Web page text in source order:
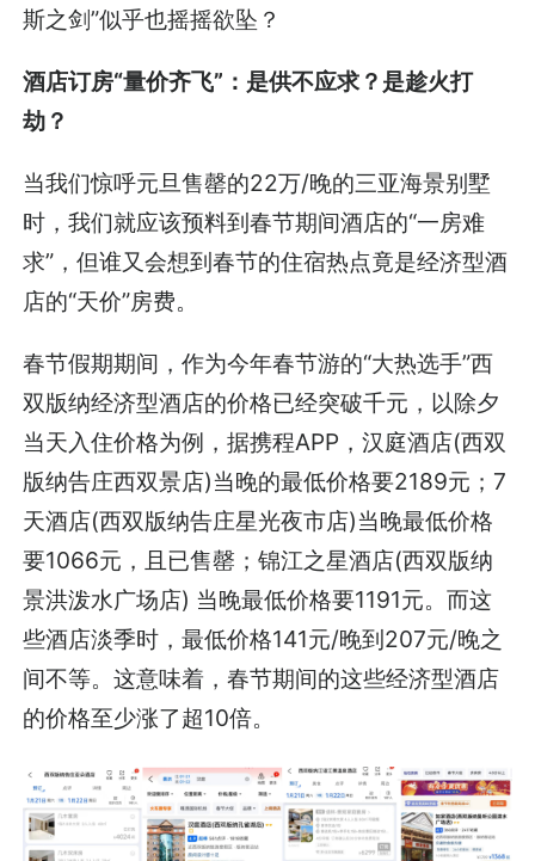
斯之剑”似乎也摇摇欲坠？
酒店订房“量价齐飞”：是供不应求？是趁火打
劫？
当我们惊呼元旦售罄的22万/晚的三亚海景别墅
时，我们就应该预料到春节期间酒店的“一房难
求”，但谁又会想到春节的住宿热点竟是经济型酒
店的“天价”房费。
春节假期期间，作为今年春节游的“大热选手”西
双版纳经济型酒店的价格已经突破千元，以除夕
当天入住价格为例，据携程APP，汉庭酒店(西双
版纳告庄西双景店)当晚的最低价格要2189元；7
天酒店(西双版纳告庄星光夜市店)当晚最低价格
要1066元，且已售罄；锦江之星酒店(西双版纳
景洪泼水广场店) 当晚最低价格要1191元。而这
些酒店淡季时，最低价格141元/晚到207元/晚之
间不等。这意味着，春节期间的这些经济型酒店
的价格至少涨了超10倍。